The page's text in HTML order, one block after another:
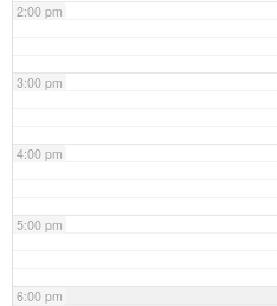
2:00 pm
3:00 pm
4:00 pm
5:00 pm
6:00 pm